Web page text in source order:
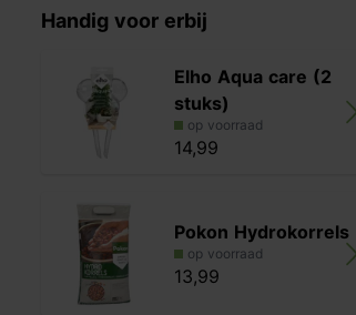
Handig voor erbij
Elho Aqua care (2
stuks)
op voorraad
14,99
Pokon Hydrokorrels
op voorraad
13,99